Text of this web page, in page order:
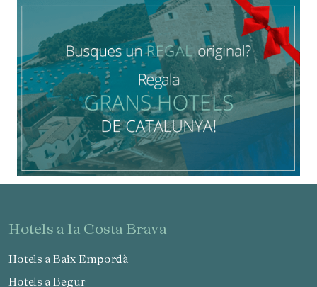
hotels a la Costa Brava
Hotels a Baix Empordà
Hotels a Begur